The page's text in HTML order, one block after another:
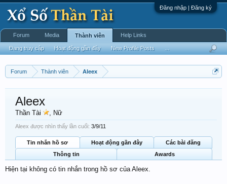
Đăng nhập | Đăng ký
Forum Thành viên Aleex
Aleex
Thần Tài , Nữ
Aleex được nhìn thấy lần cuối: 3/9/11
Tin nhắn hồ sơ Hoạt động gần đây
Các bài đăng
Thông tin
Awards
Hiện tại không có tin nhắn trong hồ sơ của Aleex.
Forum Media Thành viên
Đang truy cập Hoạt động gần đây New Profile Posts
Help Links